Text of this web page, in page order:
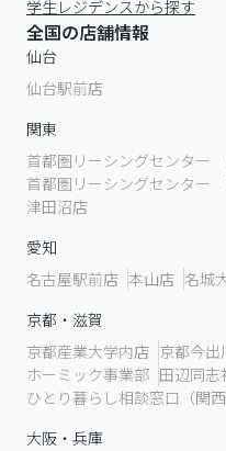
学生レジデンスから探す
全国の店舗情報
仙台
仙台駅前店
関東
首都圏リーシングセンター
首都圏リーシングセンター
津田沼店
愛知
名古屋駅前店 本山店 名城
京都・滋賀
京都産業大学内店 京都今出
ホーミック事業部 田辺同志
ひとり暮らし相談窓口（関西
大阪・兵庫